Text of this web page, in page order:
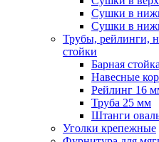
Сушки в
Сушки в
Трубы, рейлинги,
стойки
Барная
Навесные
Рейлинг 16
Труба 25 мм
Штанги
Уголки крепежные